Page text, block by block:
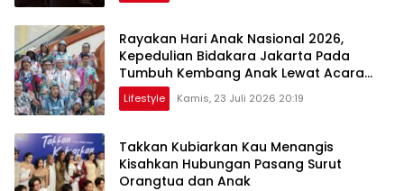
Rayakan Hari Anak Nasional 2026,
Kepedulian Bidakara Jakarta Pada
Tumbuh Kembang Anak Lewat Acara
Where Hope Begins
Lifestyle Kamis, 23 Juli 2026 20:19
Takkan Kubiarkan Kau Menangis
Kisahkan Hubungan Pasang Surut
Orangtua dan Anak